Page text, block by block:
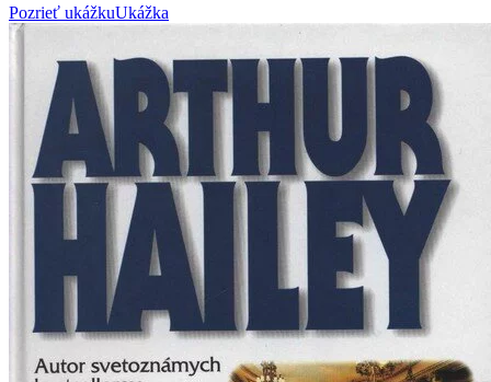
Pozrieť ukážkuUkážka